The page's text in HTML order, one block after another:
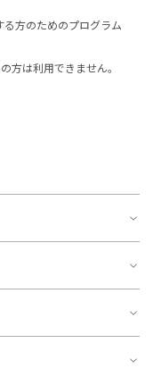
方のためのプログラム
方は利用できません。